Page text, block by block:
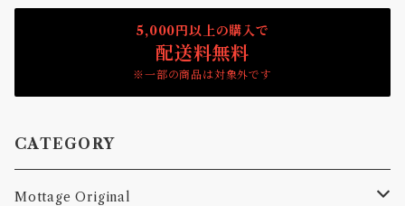
5,000円以上の購入で
配送料無料
※一部の商品は対象外です
CATEGORY
Mottage Original